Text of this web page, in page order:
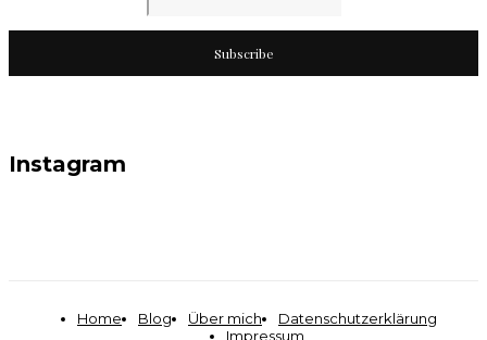
Subscribe
Instagram
Home Blog Über mich
Datenschutzerklärung
Impressum